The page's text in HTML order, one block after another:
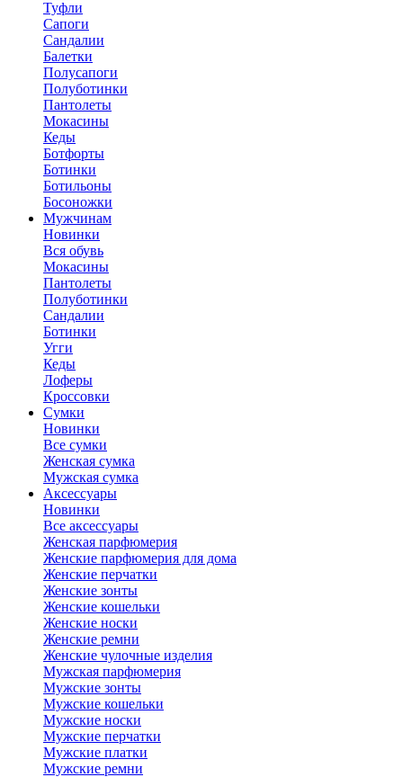
Туфли
Сапоги
Сандалии
Балетки
Полусапоги
Полуботинки
Пантолеты
Мокасины
Кеды
Ботфорты
Ботинки
Ботильоны
Босоножки
Мужчинам
Новинки
Вся обувь
Мокасины
Пантолеты
Полуботинки
Сандалии
Ботинки
Угги
Кеды
Лоферы
Кроссовки
Сумки
Новинки
Все сумки
Женская сумка
Мужская сумка
Аксессуары
Новинки
Все аксессуары
Женская парфюмерия
Женские парфюмерия для дома
Женские перчатки
Женские зонты
Женские кошельки
Женские носки
Женские ремни
Женские чулочные изделия
Мужская парфюмерия
Мужские зонты
Мужские кошельки
Мужские носки
Мужские перчатки
Мужские платки
Мужские ремни